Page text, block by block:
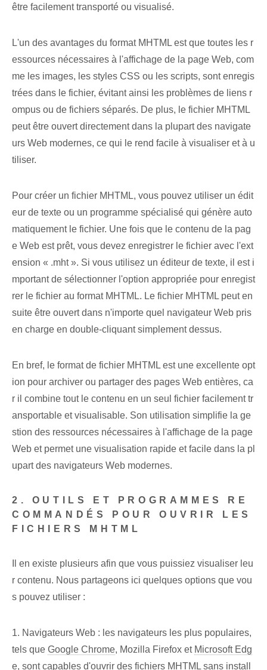
être facilement transporté ou visualisé.
L'un des avantages du format MHTML est que toutes les r
essources nécessaires à l'affichage de la page Web, com
me les images, les styles CSS ou les scripts, sont enregis
trées dans le fichier, évitant ainsi les problèmes de liens r
ompus ou de fichiers séparés. De plus, le fichier MHTML
peut être ouvert directement dans la plupart des navigate
urs Web modernes, ce qui le rend facile à visualiser et à u
tiliser.
Pour créer un fichier MHTML, vous pouvez utiliser un édit
eur de texte ou un programme spécialisé qui génère auto
matiquement le fichier. Une fois que le contenu de la pag
e Web est prêt, vous devez enregistrer le fichier avec l'ext
ension « .mht ». Si vous utilisez un éditeur de texte, il est i
mportant de sélectionner l'option appropriée pour enregist
rer le fichier au format MHTML. Le fichier MHTML peut en
suite être ouvert dans n'importe quel navigateur Web pris
en charge en double-cliquant simplement dessus.
En bref, le format de fichier MHTML est une excellente opt
ion pour archiver ou partager des pages Web entières, ca
r il combine tout le contenu en un seul fichier facilement tr
ansportable et visualisable. Son utilisation simplifie la ge
stion des ressources nécessaires à l'affichage de la page
Web et permet une visualisation rapide et facile dans la pl
upart des navigateurs Web modernes.
2. OUTILS ET PROGRAMMES RE
COMMANDÉS POUR OUVRIR LES
FICHIERS MHTML
Il en existe plusieurs afin que vous puissiez visualiser leu
r contenu. Nous partageons ici quelques options que vou
s pouvez utiliser :
1. Navigateurs Web : les navigateurs les plus populaires,
tels que Google Chrome, Mozilla Firefox et Microsoft Edg
e, sont capables d'ouvrir des fichiers MHTML sans install